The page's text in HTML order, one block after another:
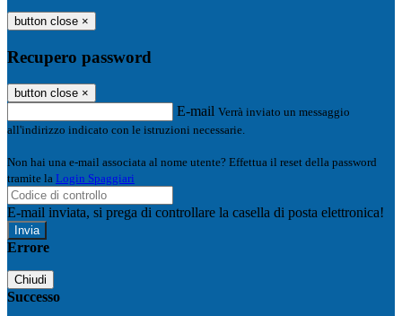
button close ×
Recupero password
button close ×
E-mail Verrà inviato un messaggio
all'indirizzo indicato con le istruzioni necessarie.
Non hai una e-mail associata al nome utente? Effettua il reset della password
tramite la Login Spaggiari
E-mail inviata, si prega di controllare la casella di posta elettronica!
Errore
Chiudi
Successo